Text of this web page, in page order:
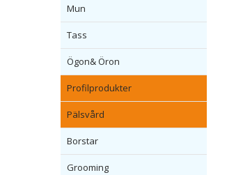
Mun
Tass
Ögon& Öron
Profilprodukter
Pälsvård
Borstar
Grooming